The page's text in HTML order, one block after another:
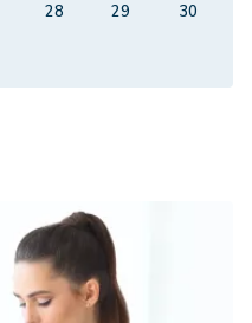
28 29
30